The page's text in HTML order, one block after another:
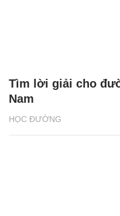
HỌC ĐƯỜNG
Tìm lời giải cho
Nam